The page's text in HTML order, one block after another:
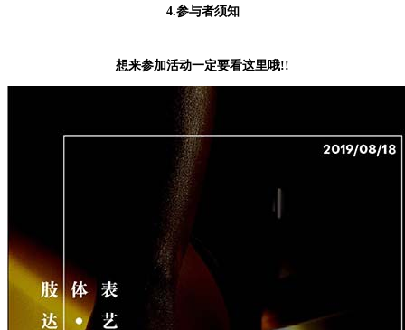
4.参与者须知
想来参加活动一定要看这里哦!!